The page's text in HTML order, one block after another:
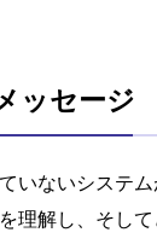
ッセージ
いないシステ
理解し、そし